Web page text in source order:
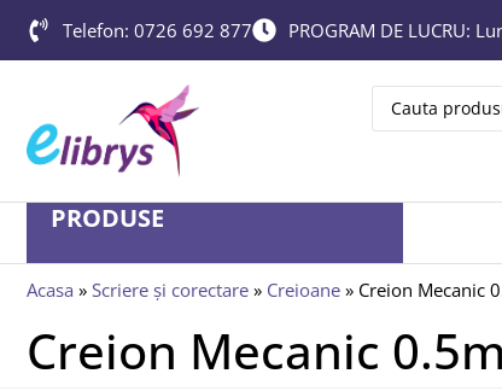
Telefon: 0726 692 877 PROGRAM DE LUCRU:
PRODUSE
Acasa » Scriere și corectare » Creioane » Creion Mecanic
Creion Mecanic